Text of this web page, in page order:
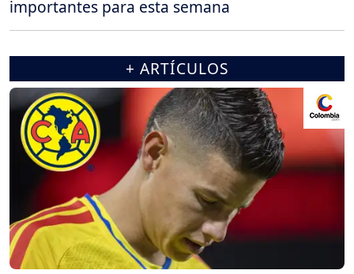
importantes para esta semana
+ ARTÍCULOS